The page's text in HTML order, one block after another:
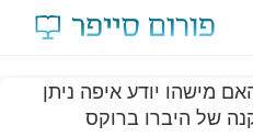
מישהו יודע איפה ניתן
של היברו ברוקס